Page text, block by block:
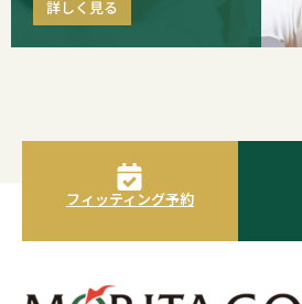
詳しく見る
フィッティング予約